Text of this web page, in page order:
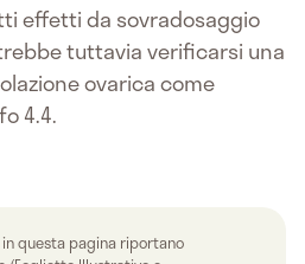
effetti da sovradosaggio
tuttavia verificarsi una
ovarica come
4.4.
questa pagina riportano